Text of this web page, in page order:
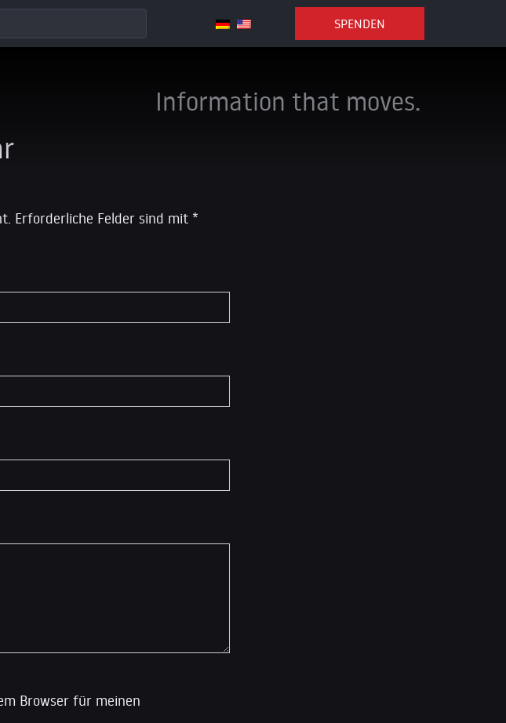
SPENDEN
Information that moves.
Erforderliche Felder sind mit *
Browser für meinen